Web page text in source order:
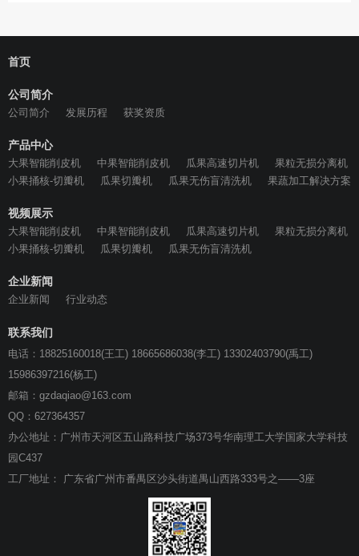
首页
公司简介
公司简介 发展历程 获奖资质
产品中心
大果智能削皮机 中果智能削皮机 瓜果高速切片机
果粒无损分离机
小果捅核-切瓣机
瓜果切瓣机 瓜果无伤盲清洗机 果蔬加工解决方案
视频展示
大果智能削皮机 中果智能削皮机 瓜果高速切片机
果粒无损分离机
小果捅核-切瓣机
瓜果切瓣机 瓜果无伤盲清洗机
企业新闻
企业新闻 行业动态
联系我们
电话：18825160018(王工) 18665686038(李工) 13302403790(禹工)
15986397216(杨工)
邮箱：gzdaqiao@163.com
QQ：627364357
办公地址：广州市天河区五山路科技广场373号华南理工大学国家大学科技
园C437
工厂地址： 广东省广州市番禺区沙头街道禺山西路333号之——3座